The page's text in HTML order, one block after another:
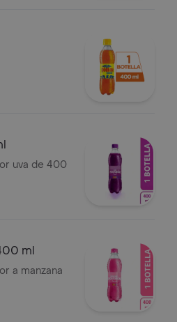
uva de 400
ml
a manzana